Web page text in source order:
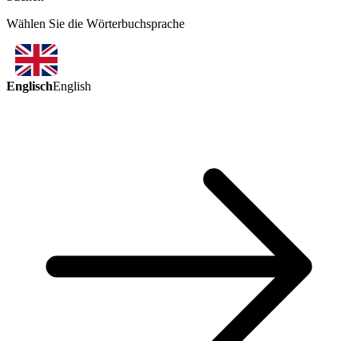
Wählen Sie die Wörterbuchsprache
EnglischEnglish